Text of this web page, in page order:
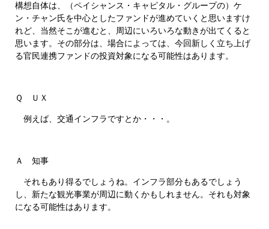
構想自体は、（ペイシャンス・キャピタル・グループの）ケ
ン・チャン氏を中心としたファンドが進めていくと思いますけ
れど、当然そこが進むと、周辺にいろいろな動きが出てくると
思います。その部分は、場合によっては、今回新しく立ち上げ
る官民連携ファンドの投資対象になる可能性はあります。
Ｑ ＵＸ
例えば、交通インフラですとか・・・。
Ａ 知事
それもあり得るでしょうね。インフラ部分もあるでしょう
し、新たな観光事業が周辺に動くかもしれません。それも対象
になる可能性はあります。